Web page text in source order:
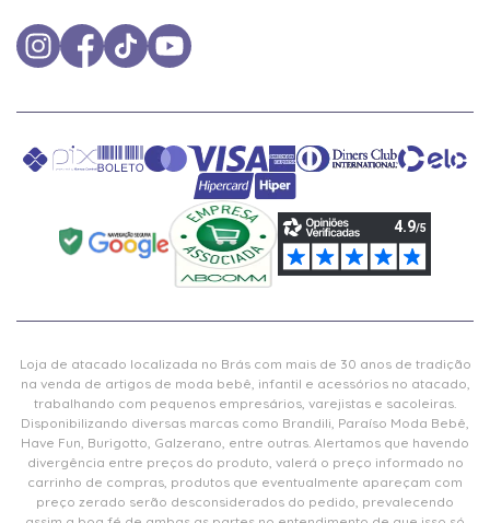
Loja de atacado localizada no Brás com mais de 30 anos de tradição
na venda de artigos de moda bebê, infantil e acessórios no atacado,
trabalhando com pequenos empresários, varejistas e sacoleiras.
Disponibilizando diversas marcas como Brandili, Paraíso Moda Bebê,
Have Fun, Burigotto, Galzerano, entre outras. Alertamos que havendo
divergência entre preços do produto, valerá o preço informado no
carrinho de compras, produtos que eventualmente apareçam com
preço zerado serão desconsiderados do pedido, prevalecendo